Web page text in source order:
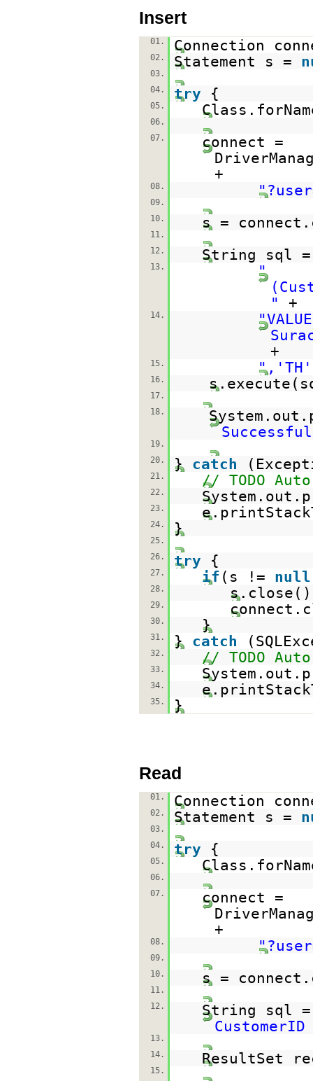
Insert
01. Connection
02. Statement s =
03.
04.
try {
05.
06.
07.
connect =
+
08.
09.
10.
s =
11.
12.
String sql
13.
"
"
+
14.
+
15.
16.
17.
18.
19.
20.
} catch
21. // TODO
22.
23.
24. }
25.
26.
try {
27. if (s != null
28.
29.
30. }
31. } catch
32. // TODO
33.
34.
35. }
Read
01. Connection
02. Statement s =
03.
04.
try {
05.
06.
07.
connect =
+
08.
09.
10.
s =
11.
12.
String sql
CustomerID
13.
14.
ResultSet
15.